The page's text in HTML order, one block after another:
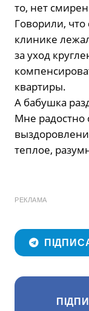
то, нет
Говорили, что
клинике
за уход
квартиры.
А бабушка
Мне радостно
теплое,
РЕКЛАМА